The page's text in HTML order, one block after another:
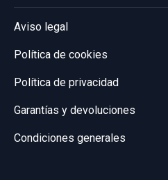
Aviso legal
Política de cookies
Política de privacidad
Garantías y devoluciones
Condiciones generales